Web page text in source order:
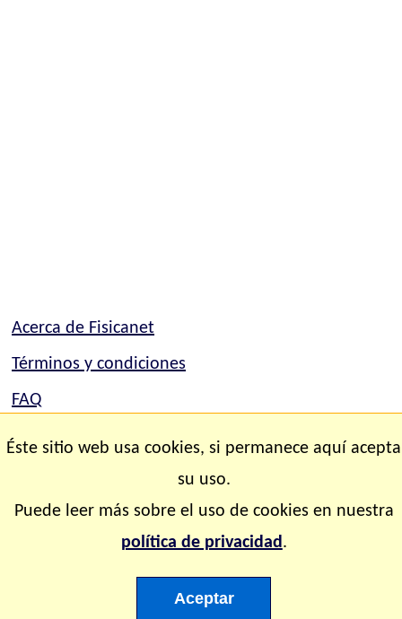
Acerca de Fisicanet
Términos y condiciones
FAQ
Mapa del sitio
Éste sitio web usa cookies, si permanece aquí acepta
su uso.
Puede leer más sobre el uso de cookies en nuestra
política de privacidad.